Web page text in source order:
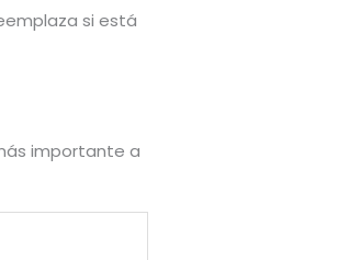
si está
importante a